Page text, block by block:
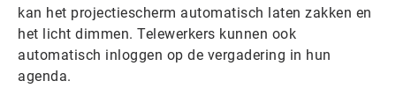
kan het projectiescherm automatisch laten zakken en
het licht dimmen. Telewerkers kunnen ook
automatisch inloggen op de vergadering in hun
agenda.